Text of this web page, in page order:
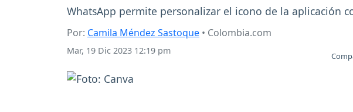
WhatsApp permite personalizar el icono de la aplicación
Por: Camila Méndez Sastoque • Colombia.com
Mar, 19 Dic 2023 12:19 pm